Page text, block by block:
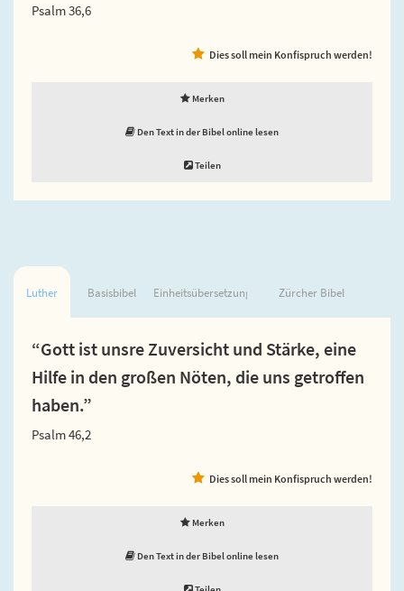
Psalm 36,6
Dies soll mein Konfispruch werden!
Merken
Den Text in der Bibel online lesen
Teilen
Luther Basisbibel Einheitsübersetzung Zürcher Bibel
“Gott ist unsre Zuversicht und Stärke, eine
Hilfe in den großen Nöten, die uns getroffen
haben.”
Psalm 46,2
Dies soll mein Konfispruch werden!
Merken
Den Text in der Bibel online lesen